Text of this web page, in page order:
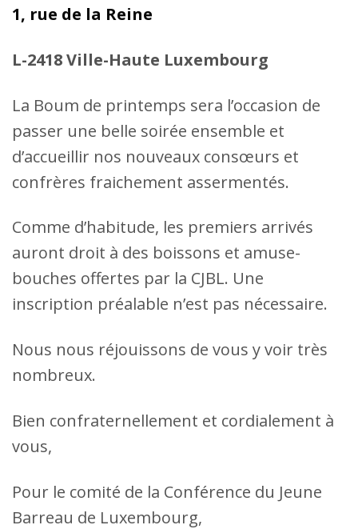
1, rue de la Reine
L-2418 Ville-Haute Luxembourg
La Boum de printemps sera l’occasion de
passer une belle soirée ensemble et
d’accueillir nos nouveaux consœurs et
confrères fraichement assermentés.
Comme d’habitude, les premiers arrivés
auront droit à des boissons et amuse-
bouches offertes par la CJBL. Une
inscription préalable n’est pas nécessaire.
Nous nous réjouissons de vous y voir très
nombreux.
Bien confraternellement et cordialement à
vous,
Pour le comité de la Conférence du Jeune
Barreau de Luxembourg,